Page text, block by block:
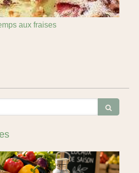
aux fraises